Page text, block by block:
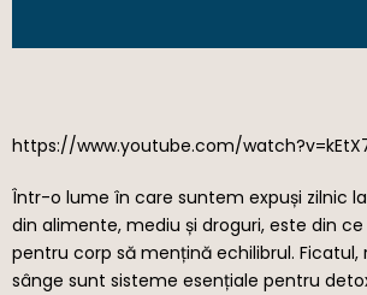
https://www.youtube.com/
Într-o lume în care suntem expuși zilnic
din alimente, mediu și droguri, este din
pentru corp să mențină echilibrul. Ficatul,
sânge sunt sisteme esențiale pentru